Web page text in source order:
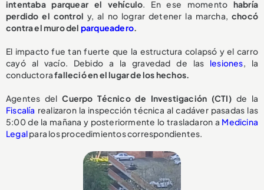
intentaba parquear el vehículo. En ese momento habría
perdido el control y, al no lograr detener la marcha, chocó
contra el muro del parqueadero.
El impacto fue tan fuerte que la estructura colapsó y el carro
cayó al vacío. Debido a la gravedad de las lesiones, la
conductorafalleció en el lugar de los hechos.
Agentes delCuerpo Técnico de Investigación (CTI)de la
Fiscalía realizaron la inspección técnica al cadáver pasadas las
5:00 de la mañana y posteriormente lo trasladaron a Medicina
Legalpara los procedimientos correspondientes.